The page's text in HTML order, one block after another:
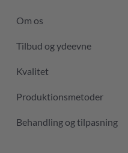
Om os
Tilbud og ydeevne
Kvalitet
Produktionsmetoder
Behandling og tilpasning